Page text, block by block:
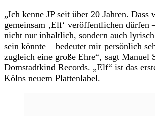
„Ich kenne JP seit über 20 Jahren. Dass
gemeinsam ‚Elf‘ veröffentlichen dürfen
nicht nur inhaltlich, sondern auch
sein könnte – bedeutet mir persönlich
zugleich eine große Ehre“, sagt Manuel
Domstadtkind Records. „Elf“ ist das
Kölns neuem Plattenlabel.